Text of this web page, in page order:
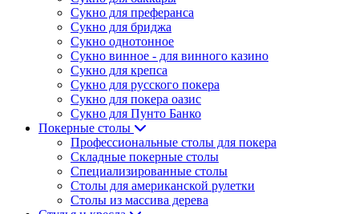
Сукно для преферанса
Сукно для бриджа
Сукно однотонное
Сукно винное - для винного казино
Сукно для крепса
Сукно для русского покера
Сукно для покера оазис
Сукно для Пунто Банко
Покерные столы
Профессиональные столы для покера
Складные покерные столы
Специализированные столы
Столы для американской рулетки
Столы из массива дерева